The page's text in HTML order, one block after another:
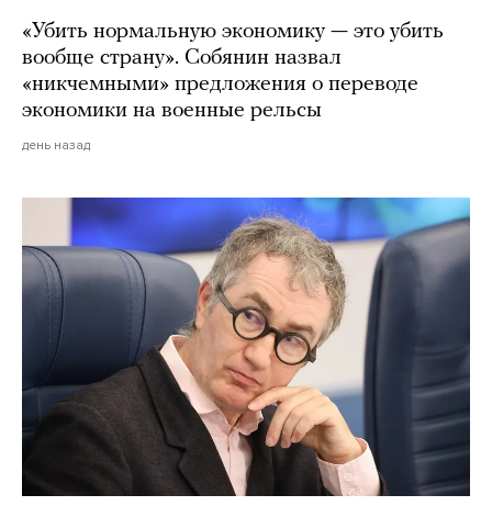
«Убить нормальную экономику — это убить
вообще страну». Собянин назвал
«никчемными» предложения о переводе
экономики на военные рельсы
день назад